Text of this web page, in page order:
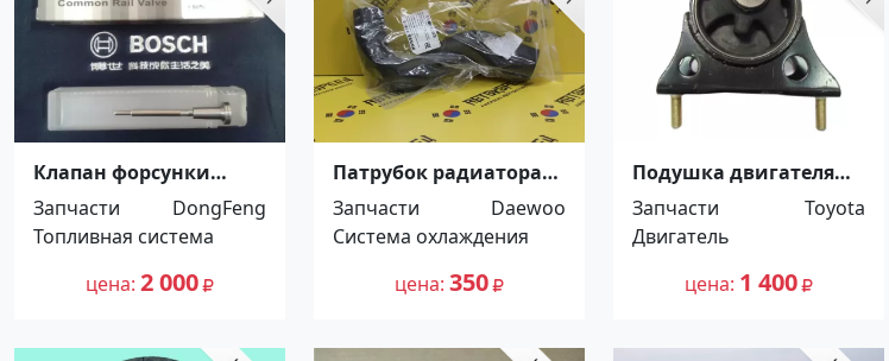
Клапан форсунки
Bosch Dong Feng
Краснодар
Запчасти
DongFeng
Топливная система
цена 2 000
Патрубок радиатора
верхний Daewoo Nexia
1.5 Краснодар
Запчасти
Daewoo
Система охлаждения
цена 350
Подушка двигателя
передняя TOYOTA
ALPHARD , ESTIMA ,
HARRIER , KLUGER ,
Краснодар
Запчасти
Toyota
Двигатель
цена 1 400